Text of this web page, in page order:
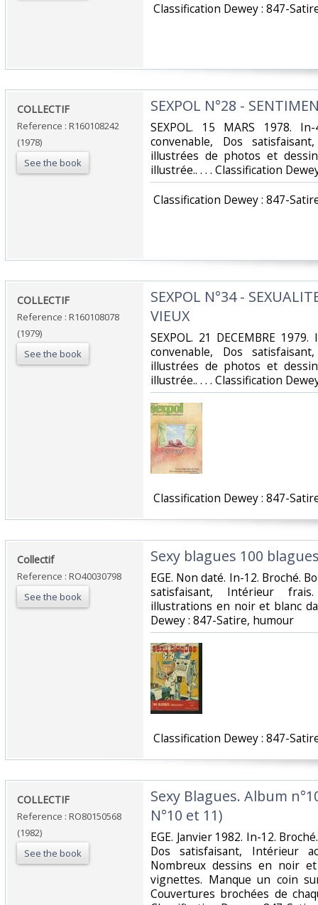
Classification Dewey : 847-
‎COLLECTIF‎
Reference : R160108242
(1978)
See the book
‎SEXPOL N°28 -
‎SEXPOL. 15 MARS 1978.
convenable, Dos
illustrées de photos et
illustrée.. . . . Classification
Classification Dewey : 847-
‎COLLECTIF‎
Reference : R160108078
(1979)
See the book
‎SEXPOL N°34 -
VIEUX‎
‎SEXPOL. 21 DECEMBRE
convenable, Dos
illustrées de photos et
illustrée.. . . . Classification
Classification Dewey : 847-
‎Collectif‎
Reference : RO40030798
See the book
‎Sexy blagues 100
‎EGE. Non daté. In-12. Broché.
satisfaisant, Intérieur
illustrations en noir et blanc
Dewey : 847-Satire, humour‎
Classification Dewey : 847-
‎COLLECTIF‎
Reference : RO80150568
(1982)
See the book
‎Sexy Blagues. Album
N°10 et 11)‎
‎EGE. Janvier 1982. In-12.
Dos satisfaisant, Intérieur
Nombreux dessins en noir
vignettes. Manque un coin
Couvertures brochées de